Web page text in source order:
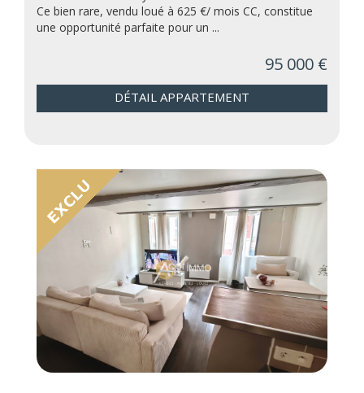
Ce bien rare, vendu loué à 625 €/ mois CC, constitue
une opportunité parfaite pour un ...
95 000 €
DÉTAIL APPARTEMENT